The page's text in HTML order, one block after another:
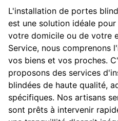
L'installation de portes
est une solution idéale
votre domicile ou de votre
Service, nous comprenons
vos biens et vos proches.
proposons des services
blindées de haute qualité,
spécifiques. Nos artisans
sont prêts à intervenir